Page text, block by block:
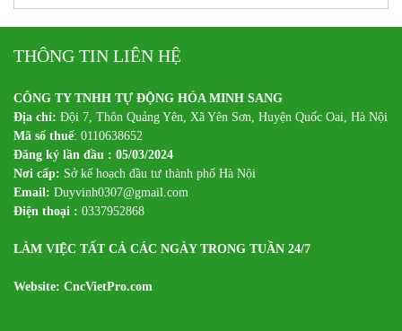
THÔNG TIN LIÊN HỆ
CÔNG TY TNHH TỰ ĐỘNG HÓA MINH SANG
Địa chỉ: Đội 7, Thôn Quảng Yên, Xã Yên Sơn, Huyện Quốc Oai, Hà Nội
Mã số thuế: 0110638652
Đăng ký lần đầu : 05/03/2024
Nơi cấp: Sở kế hoạch đầu tư thành phố Hà Nội
Email: Duyvinh0307@gmail.com
Điện thoại : 0337952868
LÀM VIỆC TẤT CẢ CÁC NGÀY TRONG TUẦN 24/7
Website: CncVietPro.com